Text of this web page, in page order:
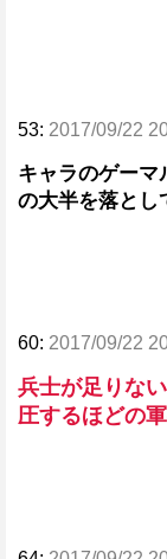
53: 2017/09/22
キャラのゲーマ
の大半を落とし
60: 2017/09/22
兵士が足りな
圧するほどの